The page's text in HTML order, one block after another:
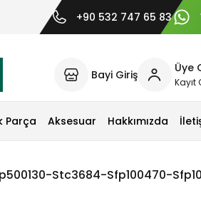
+90 532 747 65 83
Bayi Giriş Üye
Kayıt
Parça Aksesuar Hakkımızda
Stc3684-Sfp100470-